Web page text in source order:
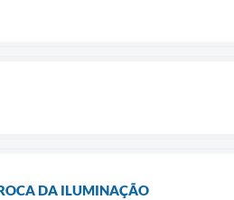
DA ILUMINAÇÃO